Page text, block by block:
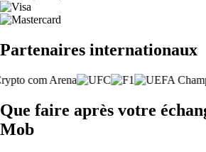
Partenaires internationaux
Que faire après votre
Mob